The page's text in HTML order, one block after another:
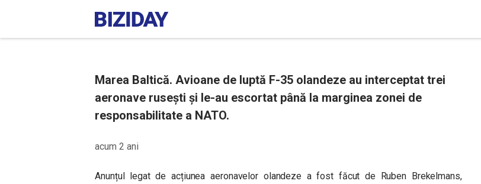
Marea Baltică. Avioane de luptă F-35 olandeze au interceptat trei
aeronave rusești și le-au escortat până la marginea zonei de
responsabilitate a NATO.
acum 2 ani
Anunțul legat de acțiunea aeronavelor olandeze a fost făcut de Ruben Brekelmans,